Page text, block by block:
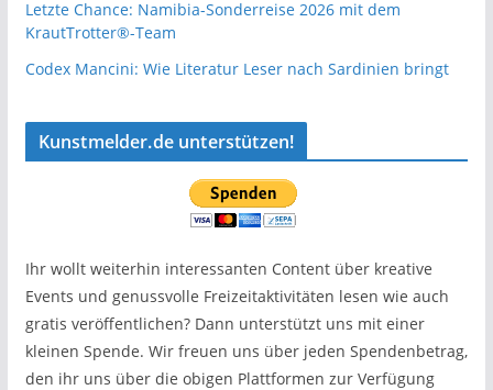
Letzte Chance: Namibia-Sonderreise 2026 mit dem
KrautTrotter®-Team
Codex Mancini: Wie Literatur Leser nach Sardinien bringt
Kunstmelder.de unterstützen!
Ihr wollt weiterhin interessanten Content über kreative
Events und genussvolle Freizeitaktivitäten lesen wie auch
gratis veröffentlichen? Dann unterstützt uns mit einer
kleinen Spende. Wir freuen uns über jeden Spendenbetrag,
den ihr uns über die obigen Plattformen zur Verfügung